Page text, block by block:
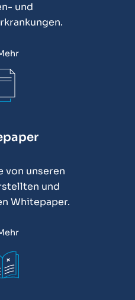
und
von unseren
und
Whitepaper.